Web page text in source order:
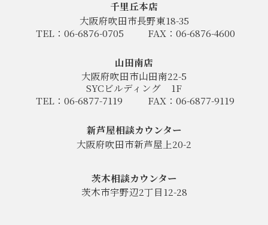
千里丘本店
大阪府吹田市長野東18-35
TEL：06-6876-0705
FAX：06-6876-4600
山田南店
大阪府吹田市山田南22-5
SYCビルディング
1F
TEL：06-6877-7119
FAX：06-6877-9119
新芦屋相談カウンター
大阪府吹田市新芦屋上20-2
茨木相談カウンター
茨木市宇野辺2丁目12-28